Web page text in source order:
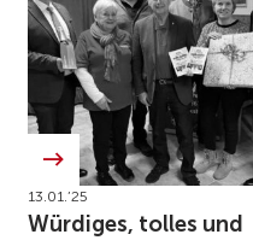
13.01.’25
Würdiges, tolles und